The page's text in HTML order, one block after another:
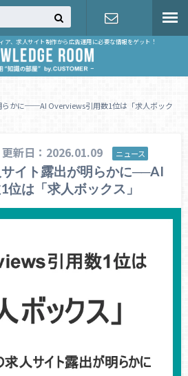
ア、求人サイト制作から広告運用に必要な情報をゲット！
お問い合せ
らかに──AI Overviews引用数1位は「求人ボック
更新日：2026.01.09 ニュース
イト露出が明らかに──AI
は「求人ボックス」